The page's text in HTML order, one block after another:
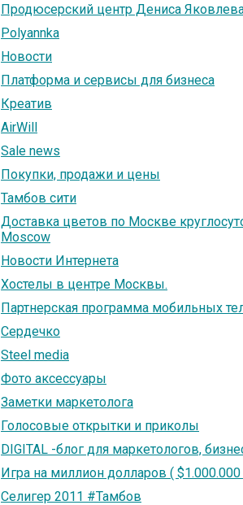
Продюсерский центр Дениса
Polyannka
Новости
Платформа и сервисы для бизнеса
Креатив
AirWill
Sale news
Покупки, продажи и цены
Тамбов сити
Доставка цветов по Москве
Moscow
Новости Интернета
Хостелы в центре Москвы.
Партнерская программа мобильных
Сердечко
Steel media
Фото аксессуары
Заметки маркетолога
Голосовые открытки и приколы
DIGITAL -блог для маркетологов,
Игра на миллион долларов ( $1.000.000
Селигер 2011 #Тамбов